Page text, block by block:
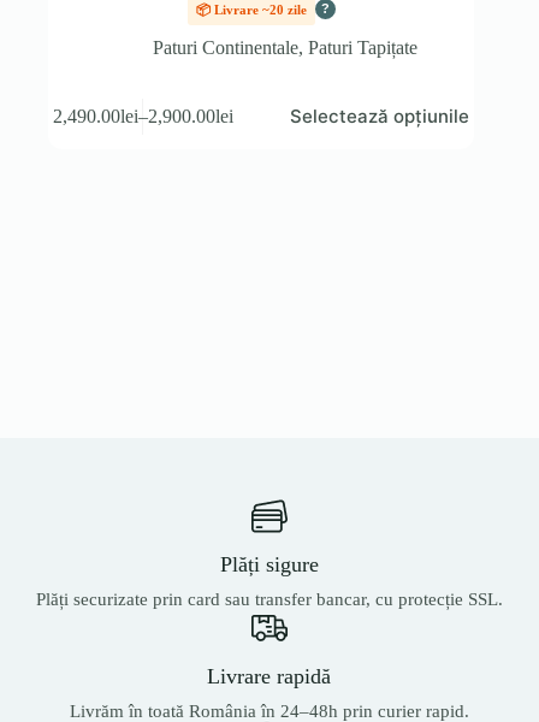
📦 Livrare ~20 zile ?
Paturi Continentale,Paturi Tapițate
2,490.00lei–2,900.00lei
Interval
Selectează opțiunile
produs
Plăți sigure
Plăți securizate prin card sau transfer bancar, cu protecție SSL.
Livrare rapidă
Livrăm în toată România în 24–48h prin curier rapid.